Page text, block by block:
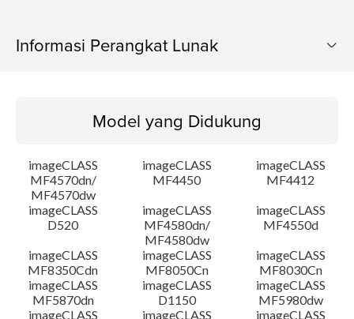
Informasi Perangkat Lunak
Sistem Operasi
Bahasa
Persyaratan Sistem
Instruksi Pengaturan
Informasi File
Model yang Didukung
imageCLASS
MF4570dn/
MF4570dw
imageCLASS
MF4450
imageCLASS
MF4412
imageCLASS
D520
imageCLASS
MF4580dn/
MF4580dw
imageCLASS
MF4550d
imageCLASS
MF8350Cdn
imageCLASS
MF8050Cn
imageCLASS
MF8030Cn
imageCLASS
MF5870dn
imageCLASS
D1150
imageCLASS
MF5980dw
imageCLASS
imageCLASS
imageCLASS